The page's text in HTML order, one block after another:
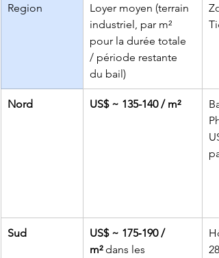
Region
Loyer moyen (terrain
industriel, par m²
pour la durée totale
/ période restante
du bail)
Nord US$ ~ 135-140 / m²
Sud
US$ ~ 175‐190 /
m² dans les